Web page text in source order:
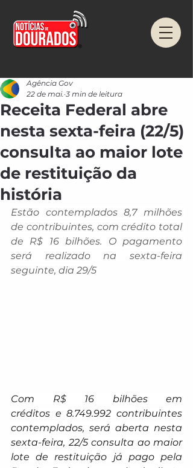
Receita Federal abre
nesta sexta-feira (22/5)
consulta ao maior lote
de restituição da
história
Agência Gov
22 de mai. 3 min de leitura
Estão contemplados 8,7 milhões
de contribuintes, com crédito total
de R$ 16 bilhões. O pagamento
será realizado na sexta-feira
seguinte, dia 29/5
Com R$ 16 bilhões em
créditos e 8.749.992 contribuintes
contemplados, será aberta nesta
sexta-feira, 22/5 consulta ao maior
lote de restituição já pago pela